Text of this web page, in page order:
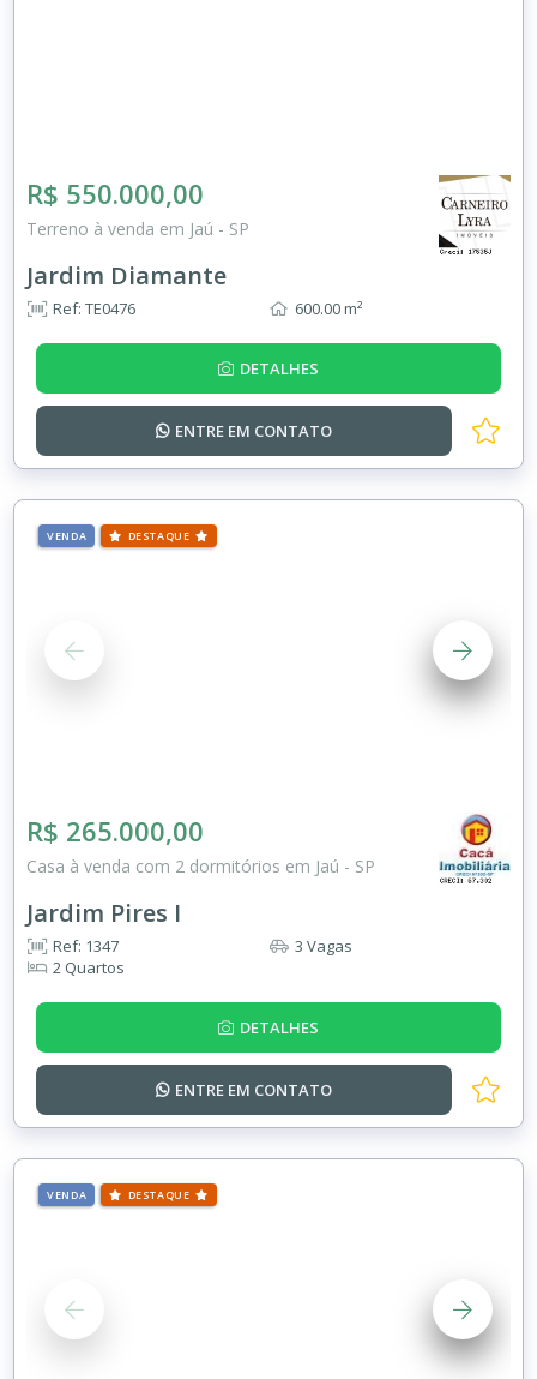
R$ 550.000,00
Terreno à venda em Jaú - SP
Jardim Diamante
Ref: TE0476 600.00 m²
DETALHES
ENTRE EM CONTATO
VENDA DESTAQUE
R$ 265.000,00
Casa à venda com 2 dormitórios em Jaú - SP
Jardim Pires I
Ref: 1347
2 Quartos
3 Vagas
DETALHES
ENTRE EM CONTATO
VENDA DESTAQUE